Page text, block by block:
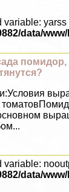
variable: yarss
data/
помидор,
variable:
data/